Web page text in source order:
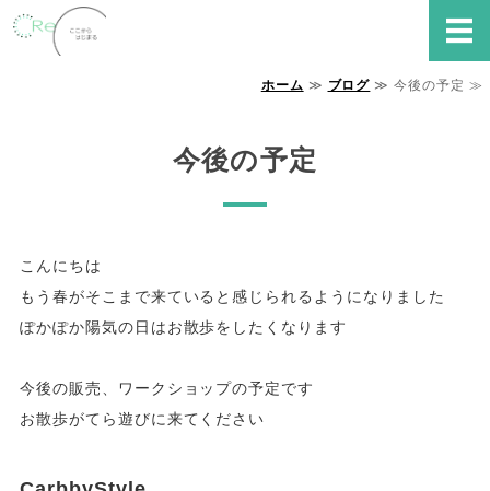
就労継続支援B型事業所 Re
お問い合わせ
ホーム ≫ ブログ ≫ 今後の予定 ≫
今後の予定
こんにちは
もう春がそこまで来ていると感じられるようになりました
ぽかぽか陽気の日はお散歩をしたくなります
今後の販売、ワークショップの予定です
お散歩がてら遊びに来てください